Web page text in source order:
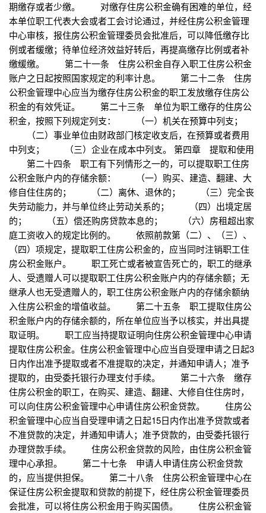
期缴存或者少缴。 对缴存住房公积金确有困难的单位，经
本单位职工代表大会或者工会讨论通过，并经住房公积金管理
中心审核，报住房公积金管理委员会批准后，可以降低缴存比
例或者缓缴；待单位经济效益好转后，再提高缴存比例或者补
缴缓缴。 第二十一条 住房公积金自存入职工住房公积金
账户之日起按照国家规定的利率计息。 第二十二条 住房
公积金管理中心应当为缴存住房公积金的职工发放缴存住房公
积金的有效凭证。 第二十三条 单位为职工缴存的住房公
积金，按照下列规定列支： （一）机关在预算中列支；
（二）事业单位由财政部门核定收支后，在预算或者费用
中列支； （三）企业在成本中列支。 第四章 提取和使用
第二十四条 职工有下列情形之一的，可以提取职工住房
公积金账户内的存储余额： （一）购买、建造、翻建、大
修自住住房的； （二）离休、退休的； （三）完全丧
失劳动能力，并与单位终止劳动关系的； （四）出境定居
的； （五）偿还购房贷款本息的； （六）房租超出家
庭工资收入的规定比例的。 依照前款第（二）、（三）、
（四）项规定，提取职工住房公积金的，应当同时注销职工住
房公积金账户。 职工死亡或者被宣告死亡的，职工的继承
人、受遗赠人可以提取职工住房公积金账户内的存储余额；无
继承人也无受遗赠人的，职工住房公积金账户内的存储余额纳
入住房公积金的增值收益。 第二十五条 职工提取住房公
积金账户内的存储余额的，所在单位应当予以核实，并出具提
取证明。 职工应当持提取证明向住房公积金管理中心申请
提取住房公积金。住房公积金管理中心应当自受理申请之日起3
日内作出准予提取或者不准提取的决定，并通知申请人；准予
提取的，由受委托银行办理支付手续。 第二十六条 缴存
住房公积金的职工，在购买、建造、翻建、大修自住住房时，
可以向住房公积金管理中心申请住房公积金贷款。 住房公
积金管理中心应当自受理申请之日起15日内作出准予贷款或者
不准贷款的决定，并通知申请人；准予贷款的，由受委托银行
办理贷款手续。 住房公积金贷款的风险，由住房公积金管
理中心承担。 第二十七条 申请人申请住房公积金贷款
的，应当提供担保。 第二十八条 住房公积金管理中心在
保证住房公积金提取和贷款的前提下，经住房公积金管理委员
会批准，可以将住房公积金用于购买国债。 住房公积金管